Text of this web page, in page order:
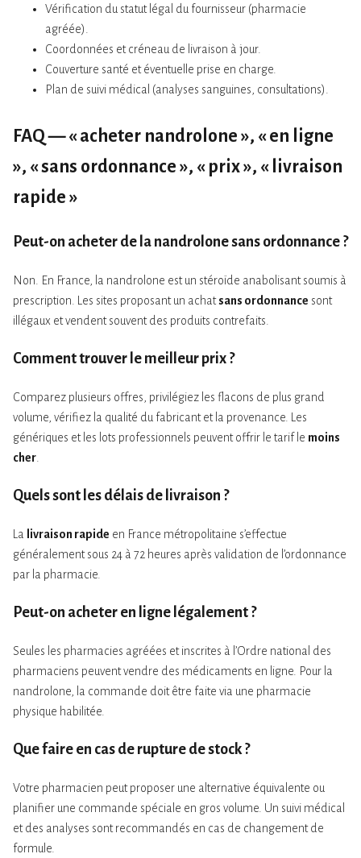
Vérification du statut légal du fournisseur (pharmacie
agréée).
Coordonnées et créneau de livraison à jour.
Couverture santé et éventuelle prise en charge.
Plan de suivi médical (analyses sanguines, consultations).
FAQ — « acheter nandrolone », « en ligne
», « sans ordonnance », « prix », « livraison
rapide »
Peut-on acheter de la nandrolone sans ordonnance ?
Non. En France, la nandrolone est un stéroïde anabolisant soumis à
prescription. Les sites proposant un achatsans ordonnance sont
illégaux et vendent souvent des produits contrefaits.
Comment trouver le meilleur prix ?
Comparez plusieurs offres, privilégiez les flacons de plus grand
volume, vérifiez la qualité du fabricant et la provenance. Les
génériques et les lots professionnels peuvent offrir le tarif le moins
cher
Quels sont les délais de livraison ?
La livraison rapide en France métropolitaine s’effectue
généralement sous 24 à 72 heures après validation de l’ordonnance
par la pharmacie.
Peut-on acheter en ligne légalement ?
Seules les pharmacies agréées et inscrites à l’Ordre national des
pharmaciens peuvent vendre des médicaments en ligne. Pour la
nandrolone, la commande doit être faite via une pharmacie
physique habilitée.
Que faire en cas de rupture de stock ?
Votre pharmacien peut proposer une alternative équivalente ou
planifier une commande spéciale en gros volume. Un suivi médical
et des analyses sont recommandés en cas de changement de
formule.